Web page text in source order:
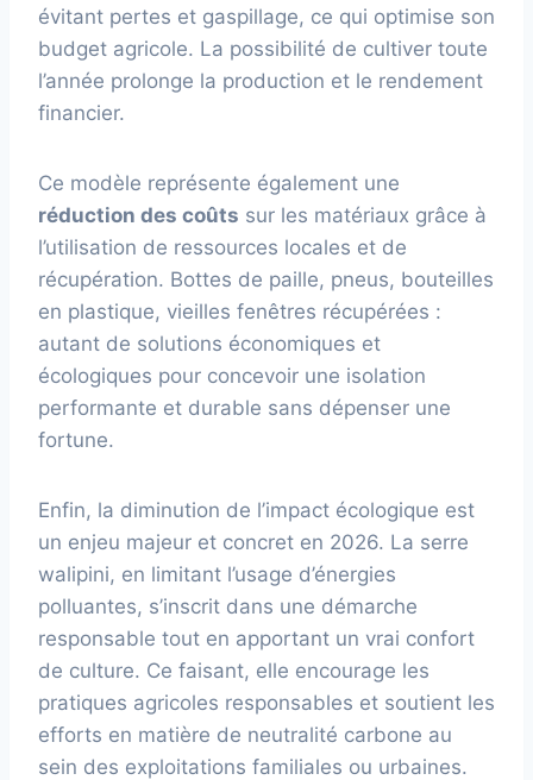
évitant pertes et gaspillage, ce qui optimise son
budget agricole. La possibilité de cultiver toute
l’année prolonge la production et le rendement
financier.
Ce modèle représente également une
réduction des coûts sur les matériaux grâce à
l’utilisation de ressources locales et de
récupération. Bottes de paille, pneus, bouteilles
en plastique, vieilles fenêtres récupérées :
autant de solutions économiques et
écologiques pour concevoir une isolation
performante et durable sans dépenser une
fortune.
Enfin, la diminution de l’impact écologique est
un enjeu majeur et concret en 2026. La serre
walipini, en limitant l’usage d’énergies
polluantes, s’inscrit dans une démarche
responsable tout en apportant un vrai confort
de culture. Ce faisant, elle encourage les
pratiques agricoles responsables et soutient les
efforts en matière de neutralité carbone au
sein des exploitations familiales ou urbaines.